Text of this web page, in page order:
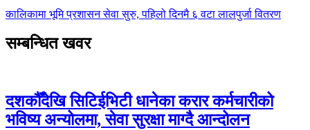
कालिकामा भूमि प्रशासन सेवा सुरु, पहिलो दिनमै ६ वटा लालपुर्जा वितरण
सम्बन्धित खवर
दशकौँदेखि सिटिईभिटी धानेका करार कर्मचारीको
भविष्य अन्योलमा, सेवा सुरक्षा माग्दै आन्दोलन